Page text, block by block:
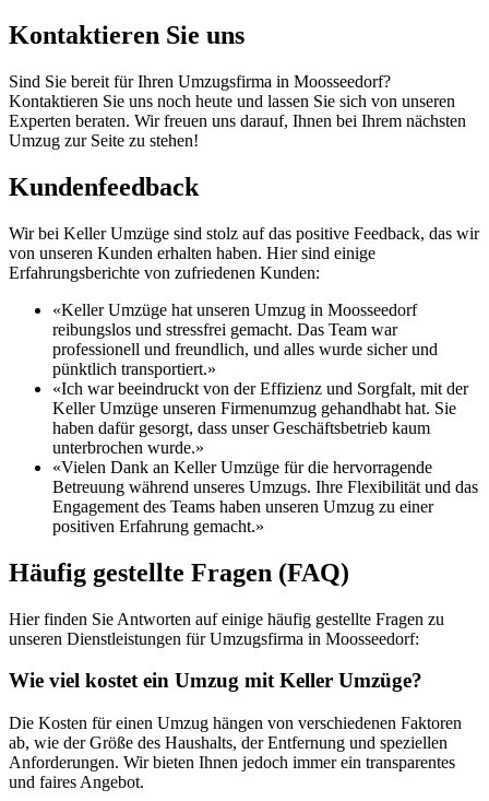
Kontaktieren Sie uns
Sind Sie bereit für Ihren Umzugsfirma in Moosseedorf?
Kontaktieren Sie uns noch heute und lassen Sie sich von unseren
Experten beraten. Wir freuen uns darauf, Ihnen bei Ihrem nächsten
Umzug zur Seite zu stehen!
Kundenfeedback
Wir bei Keller Umzüge sind stolz auf das positive Feedback, das wir
von unseren Kunden erhalten haben. Hier sind einige
Erfahrungsberichte von zufriedenen Kunden:
«Keller Umzüge hat unseren Umzug in Moosseedorf
reibungslos und stressfrei gemacht. Das Team war
professionell und freundlich, und alles wurde sicher und
pünktlich transportiert.»
«Ich war beeindruckt von der Effizienz und Sorgfalt, mit der
Keller Umzüge unseren Firmenumzug gehandhabt hat. Sie
haben dafür gesorgt, dass unser Geschäftsbetrieb kaum
unterbrochen wurde.»
«Vielen Dank an Keller Umzüge für die hervorragende
Betreuung während unseres Umzugs. Ihre Flexibilität und das
Engagement des Teams haben unseren Umzug zu einer
positiven Erfahrung gemacht.»
Häufig gestellte Fragen (FAQ)
Hier finden Sie Antworten auf einige häufig gestellte Fragen zu
unseren Dienstleistungen für Umzugsfirma in Moosseedorf:
Wie viel kostet ein Umzug mit Keller Umzüge?
Die Kosten für einen Umzug hängen von verschiedenen Faktoren
ab, wie der Größe des Haushalts, der Entfernung und speziellen
Anforderungen. Wir bieten Ihnen jedoch immer ein transparentes
und faires Angebot.